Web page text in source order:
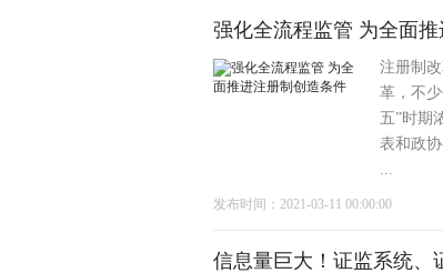
强化全流程监管 为全面
注册制
革，不
五”时期
表和政
...
发布时间：2021-03-11 00:00:00
信息量巨大！证监系统、